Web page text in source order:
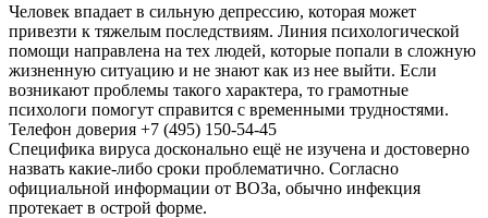
Человек впадает в сильную депрессию, которая может
привезти к тяжелым последствиям. Линия психологической
помощи направлена на тех людей, которые попали в сложную
жизненную ситуацию и не знают как из нее выйти. Если
возникают проблемы такого характера, то грамотные
психологи помогут справится с временными трудностями.
Телефон доверия +7 (495) 150-54-45
Специфика вируса досконально ещё не изучена и достоверно
назвать какие-либо сроки проблематично. Согласно
официальной информации от ВОЗа, обычно инфекция
протекает в острой форме.